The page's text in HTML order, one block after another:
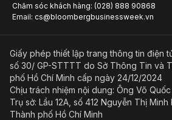
Chăm sóc khách hàng: (028) 888 90868
Email: cs@bloombergbusinessweek.vn
Giấy phép thiết lập trang thông tin điện
số 30/ GP-STTTT do Sở Thông Tin và
phố Hồ Chí Minh cấp ngày 24/12/2024
Chịu trách nhiệm nội dung: Ông Võ Quốc
Trụ sở: Lầu 12A, số 412 Nguyễn Thị
Thành phố Hồ Chí Minh